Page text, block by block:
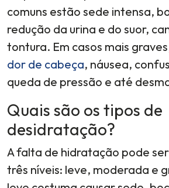
comuns estão sede intensa,
redução da urina e do suor,
tontura. Em casos mais
dor de cabeça, náusea,
queda de pressão e até
Quais são os tipos de
desidratação?
A falta de hidratação pode
três níveis: leve, moderada e